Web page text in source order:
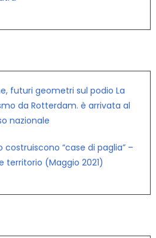
futuri geometri sul podio La
da Rotterdam. è arrivata al
nazionale
costruiscono “case di paglia” –
territorio (Maggio 2021)